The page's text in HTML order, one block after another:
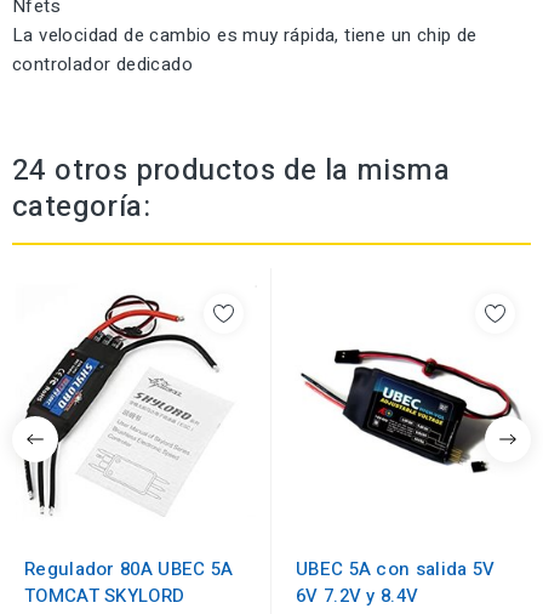
Nfets
La velocidad de cambio es muy rápida, tiene un chip de
controlador dedicado
24 otros productos de la misma
categoría:
Regulador 80A UBEC 5A
TOMCAT SKYLORD
UBEC 5A con salida 5V
6V 7.2V y 8.4V